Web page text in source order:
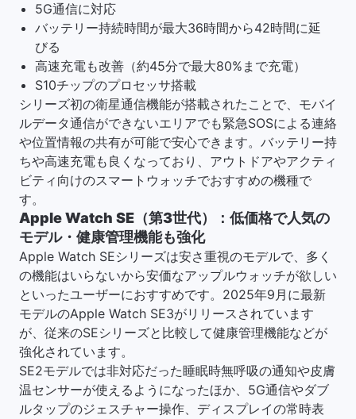
5G通信に対応
バッテリー持続時間が最大36時間から42時間に延
びる
高速充電も改善（約45分で最大80%まで充電）
S10チップのプロセッサ搭載
シリーズ初の衛星通信機能が搭載されたことで、モバイ
ルデータ通信ができないエリアでも緊急SOSによる連絡
や位置情報の共有が可能で安心できます。バッテリー持
ちや高速充電も良くなっており、アウトドアやアクティ
ビティ向けのスマートウォッチでおすすめの機種で
す。
Apple Watch SE（第3世代）：低価格で人気の
モデル・健康管理機能も強化
Apple Watch SEシリーズは安さ重視のモデルで、多く
の機能はいらないから安価なアップルウォッチが欲しい
といったユーザーにおすすめです。2025年9月に最新
モデルのApple Watch SE3がリリースされています
が、従来のSEシリーズと比較して健康管理機能などが
強化されています。
SE2モデルでは非対応だった睡眠時無呼吸の通知や皮膚
温センサーが使えるようになったほか、5G通信やダブ
ルタップのジェスチャー操作、ディスプレイの常時表